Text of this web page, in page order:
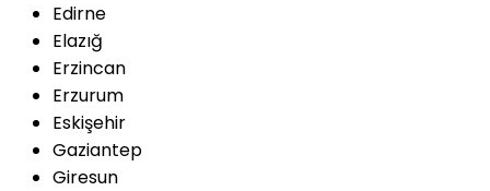
Edirne
Elazığ
Erzincan
Erzurum
Eskişehir
Gaziantep
Giresun